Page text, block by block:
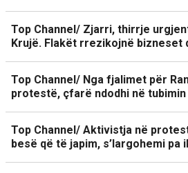
Top Channel/ Zjarri, thirrje
Krujë. Flakët rrezikojnë bizneset
Top Channel/ Nga fjalimet për
protestë, çfarë ndodhi në tubimin
Top Channel/ Aktivistja në
besë që të japim, s’largohemi pa